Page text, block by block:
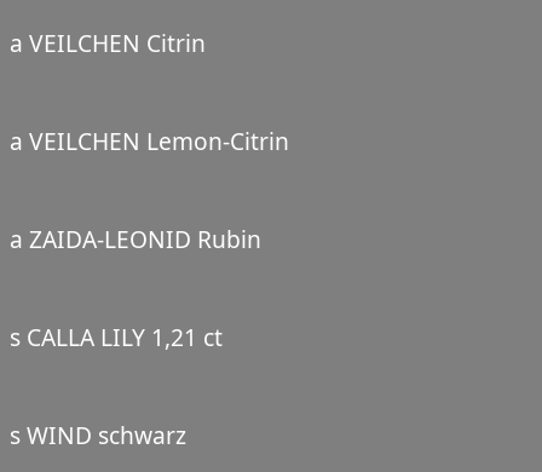
a VEILCHEN Citrin
a VEILCHEN Lemon-Citrin
a ZAIDA-LEONID Rubin
s CALLA LILY 1,21 ct
s WIND schwarz